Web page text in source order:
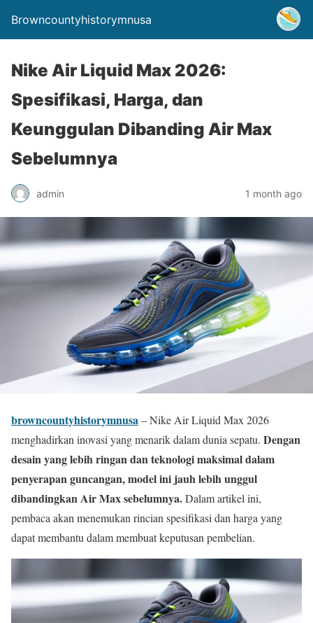
Browncountyhistorymnusa
Nike Air Liquid Max 2026:
Spesifikasi, Harga, dan
Keunggulan Dibanding Air Max
Sebelumnya
admin 1 month ago
browncountyhistorymnusa– Nike Air Liquid Max 2026
menghadirkan inovasi yang menarik dalam dunia sepatu. Dengan
desain yang lebih ringan dan teknologi maksimal dalam
penyerapan guncangan, model ini jauh lebih unggul
dibandingkan Air Max sebelumnya.Dalam artikel ini,
pembaca akan menemukan rincian spesifikasi dan harga yang
dapat membantu dalam membuat keputusan pembelian.